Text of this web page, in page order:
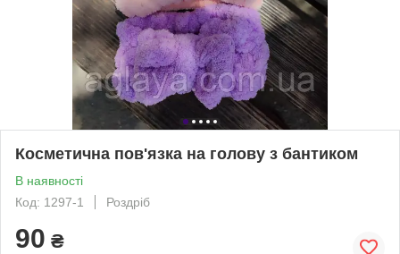
Косметична пов'язка на голову з бантиком
В наявності
Код: 1297-1
Роздріб
90 ₴